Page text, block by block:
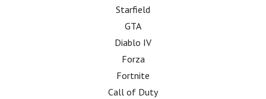
Starfield
GTA
Diablo IV
Forza
Fortnite
Call of Duty